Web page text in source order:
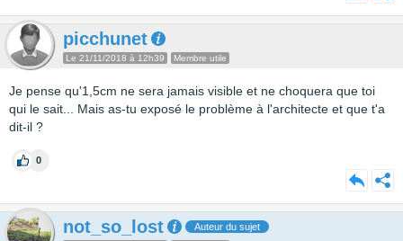
picchunet
Le 21/11/2018 à 12h39 Membre utile
Je pense qu'1,5cm ne sera jamais visible et ne choquera que toi
qui le sait... Mais as-tu exposé le problème à l'architecte et que t'a
dit-il ?
0
not_so_lost Auteur du sujet